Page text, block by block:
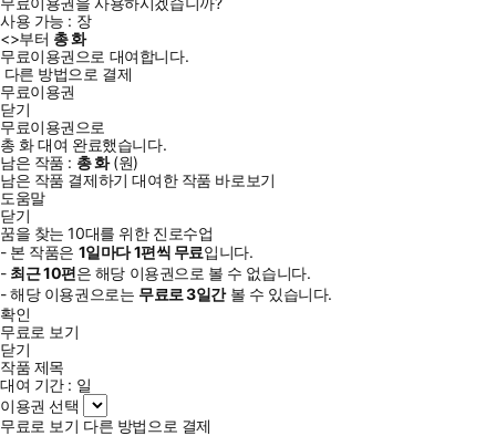
사용 가능 : 장
<>부터 총화
무료이용권으로 대여합니다.
다른 방법으로 결제
무료이용권
닫기
무료이용권으로
총 화대여 완료했습니다.
남은 작품 : 총화(원)
남은 작품 결제하기 대여한 작품 바로보기
도움말
닫기
꿈을 찾는 10대를 위한 진로수업
- 본 작품은 1일마다1편씩 무료입니다.
- 최근10편은 해당 이용권으로 볼 수 없습니다.
- 해당 이용권으로는 무료로3일간볼 수 있습니다.
확인
무료로 보기
닫기
작품 제목
대여 기간 : 일
이용권 선택
무료로 보기 다른 방법으로 결제